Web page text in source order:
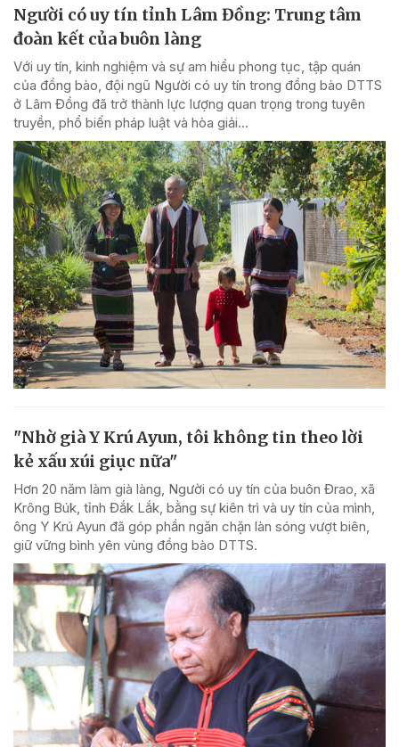
Người có uy tín tỉnh Lâm Đồng: Trung tâm
đoàn kết của buôn làng
Với uy tín, kinh nghiệm và sự am hiểu phong tục, tập quán
của đồng bào, đội ngũ Người có uy tín trong đồng bào DTTS
ở Lâm Đồng đã trở thành lực lượng quan trọng trong tuyên
truyền, phổ biến pháp luật và hòa giải...
"Nhờ già Y Krú Ayun, tôi không tin theo lời
kẻ xấu xúi giục nữa"
Hơn 20 năm làm già làng, Người có uy tín của buôn Đrao, xã
Krông Búk, tỉnh Đắk Lắk, bằng sự kiên trì và uy tín của mình,
ông Y Krú Ayun đã góp phần ngăn chặn làn sóng vượt biên,
giữ vững bình yên vùng đồng bào DTTS.